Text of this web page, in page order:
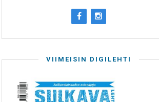
VIIMEISIN DIGILEHTI